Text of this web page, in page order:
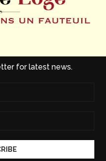
for latest news.